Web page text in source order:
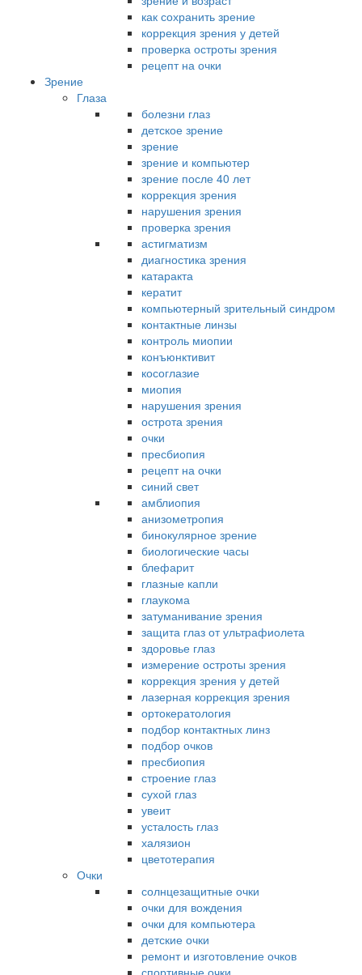
как сохранить зрение
коррекция зрения у детей
проверка остроты зрения
рецепт на очки
Зрение
Глаза
болезни глаз
детское зрение
зрение
зрение и компьютер
зрение после 40 лет
коррекция зрения
нарушения зрения
проверка зрения
астигматизм
диагностика зрения
катаракта
кератит
компьютерный зрительный синдром
контактные линзы
контроль миопии
конъюнктивит
косоглазие
миопия
нарушения зрения
острота зрения
очки
пресбиопия
рецепт на очки
синий свет
амблиопия
анизометропия
бинокулярное зрение
биологические часы
блефарит
глазные капли
глаукома
затуманивание зрения
защита глаз от ультрафиолета
здоровье глаз
измерение остроты зрения
коррекция зрения у детей
лазерная коррекция зрения
ортокератология
подбор контактных линз
подбор очков
пресбиопия
строение глаз
сухой глаз
увеит
усталость глаз
халязион
цветотерапия
Очки
солнцезащитные очки
очки для вождения
очки для компьютера
детские очки
ремонт и изготовление очков